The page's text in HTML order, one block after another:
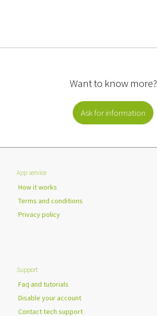
Want to know more?
Ask for information
App service
How it works
Terms and conditions
Privacy policy
Support
Faq and tutorials
Disable your account
Contact tech support